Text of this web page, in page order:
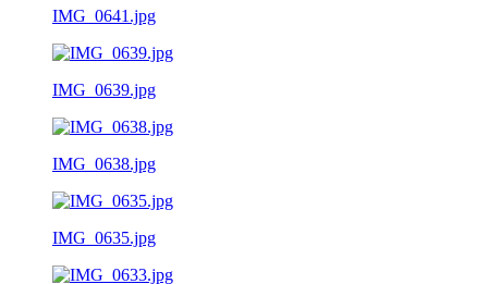
IMG_0641.jpg
IMG_0639.jpg
IMG_0638.jpg
IMG_0635.jpg